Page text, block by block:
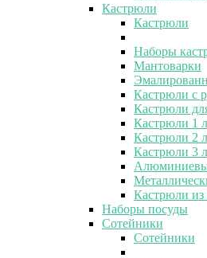
Кастрюли
Кастрюли
Наборы
Мантоварки
Кастрюли с
Кастрюли
Кастрюли 1 л
Кастрюли 2 л
Кастрюли 3 л
Кастрюли
Наборы посуды
Сотейники
Сотейники